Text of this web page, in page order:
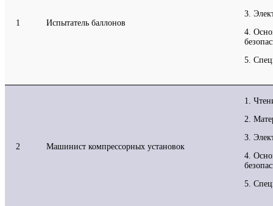
1 Испытатель баллонов
3.
4.
5.
2 Машинист компрессорных установок
1.
2.
3.
4.
5.